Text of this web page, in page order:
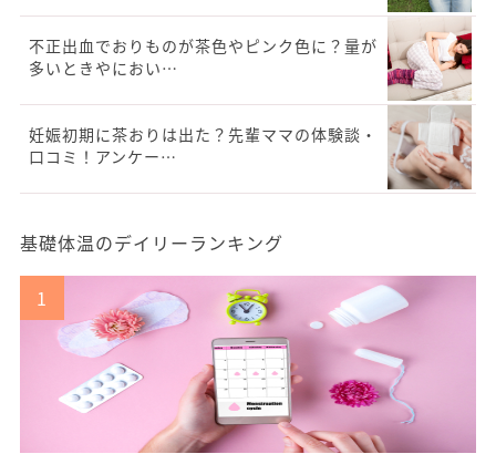
不正出血でおりものが茶色やピンク色に？量が
多いときやにおい…
妊娠初期に茶おりは出た？先輩ママの体験談・
口コミ！アンケー…
基礎体温のデイリーランキング